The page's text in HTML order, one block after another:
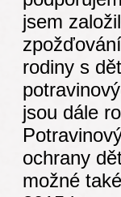
jsem
rodiny s
jsou dále
ochrany
možné